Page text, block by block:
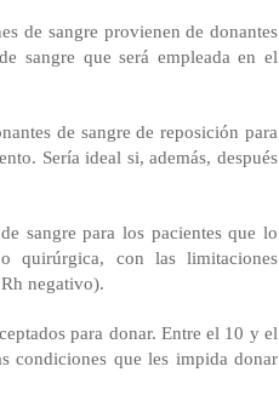
de sangre provienen de donantes
sangre que será empleada en el
de sangre de reposición para
Sería ideal si, además, después
sangre para los pacientes que lo
quirúrgica, con las limitaciones
negativo).
para donar. Entre el 10 y el
condiciones que les impida donar